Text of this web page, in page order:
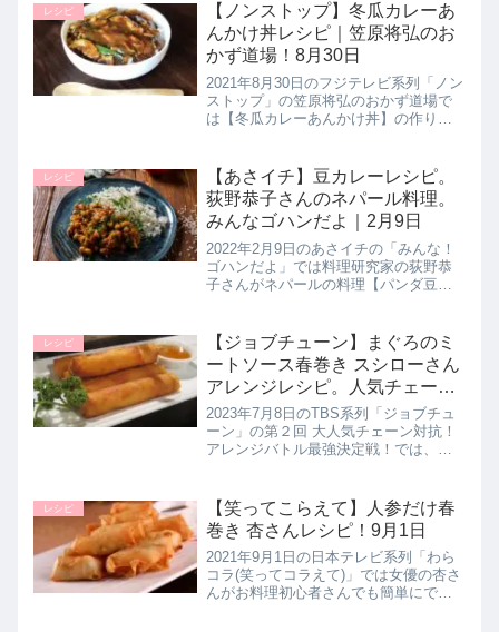
ャンプメシレシピとして【チーズ入り
肉巻きおにぎり】の作り方を教え...
レシピ
【ノンストップ】冬瓜カレーあ
んかけ丼レシピ｜笠原将弘のお
かず道場！8月30日
2021年8月30日のフジテレビ系列「ノン
ストップ」の笠原将弘のおかず道場で
は【冬瓜カレーあんかけ丼】の作り方
のカレーです。冬瓜のワタも無駄にし
ない笠原流の付け合せも必見です...
レシピ
【あさイチ】豆カレーレシピ。
荻野恭子さんのネパール料理。
みんなゴハンだよ｜2月9日
2022年2月9日のあさイチの「みんな！
ゴハンだよ」では料理研究家の荻野恭
子さんがネパールの料理【パンダ豆カ
【ディド】をつけていただきます。>>
あさイチ記事一覧はこちら▼前...
レシピ
【ジョブチューン】まぐろのミ
ートソース春巻き スシローさん
アレンジレシピ。人気チェーン
対抗アレンジバトル最強決定戦
｜7月8日
2023年7月8日のTBS系列「ジョブチュ
ーン」の第２回 大人気チェーン対抗！
アレンジバトル最強決定戦！では、イ
チさん、そして前回王者の大戸屋さん
の合計6社が市販の商品でア...
レシピ
【笑ってこらえて】人参だけ春
巻き 杏さんレシピ！9月1日
2021年9月1日の日本テレビ系列「わら
コラ(笑ってコラえて)」では女優の杏さ
んがお料理初心者さんでも簡単にでき